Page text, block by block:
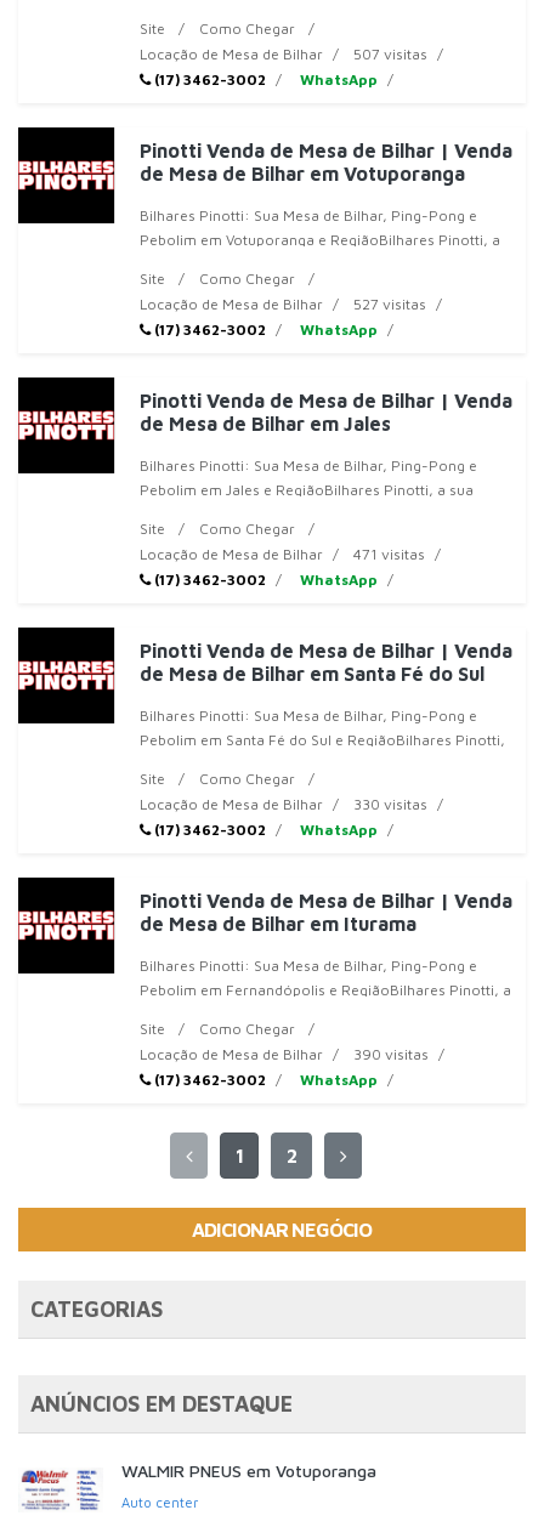
Site
Como Chegar
Locação de Mesa de Bilhar
507 visitas
(17) 3462-3002
WhatsApp
Pinotti Venda de Mesa de Bilhar | Venda
de Mesa de Bilhar em Votuporanga
Bilhares Pinotti: Sua Mesa de Bilhar, Ping-Pong e
Pebolim em Votuporanga e RegiãoBilhares Pinotti, a
Site
Como Chegar
Locação de Mesa de Bilhar
527 visitas
(17) 3462-3002
WhatsApp
Pinotti Venda de Mesa de Bilhar | Venda
de Mesa de Bilhar em Jales
Bilhares Pinotti: Sua Mesa de Bilhar, Ping-Pong e
Pebolim em Jales e RegiãoBilhares Pinotti, a sua
Site
Como Chegar
Locação de Mesa de Bilhar
471 visitas
(17) 3462-3002
WhatsApp
Pinotti Venda de Mesa de Bilhar | Venda
de Mesa de Bilhar em Santa Fé do Sul
Bilhares Pinotti: Sua Mesa de Bilhar, Ping-Pong e
Pebolim em Santa Fé do Sul e RegiãoBilhares Pinotti,
Site
Como Chegar
Locação de Mesa de Bilhar
330 visitas
(17) 3462-3002
WhatsApp
Pinotti Venda de Mesa de Bilhar | Venda
de Mesa de Bilhar em Iturama
Bilhares Pinotti: Sua Mesa de Bilhar, Ping-Pong e
Pebolim em Fernandópolis e RegiãoBilhares Pinotti, a
Site
Como Chegar
Locação de Mesa de Bilhar
390 visitas
(17) 3462-3002
WhatsApp
1 2
ADICIONAR NEGÓCIO
CATEGORIAS
ANÚNCIOS EM DESTAQUE
WALMIR PNEUS em Votuporanga
Auto center